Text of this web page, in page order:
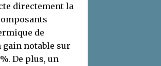
directement la
de
gain notable sur
De plus, un